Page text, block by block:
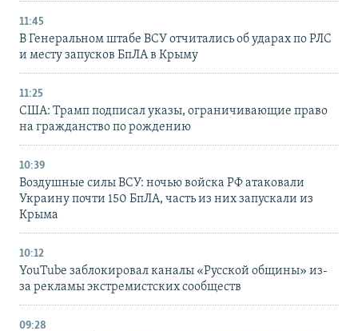
11:45
В Генеральном штабе ВСУ отчитались об ударах по РЛС
и месту запусков БпЛА в Крыму
11:25
США: Трамп подписал указы, ограничивающие право
на гражданство по рождению
10:39
Воздушные силы ВСУ: ночью войска РФ атаковали
Украину почти 150 БпЛА, часть из них запускали из
Крыма
10:12
YouTube заблокировал каналы «Русской общины» из-
за рекламы экстремистских сообществ
09:28